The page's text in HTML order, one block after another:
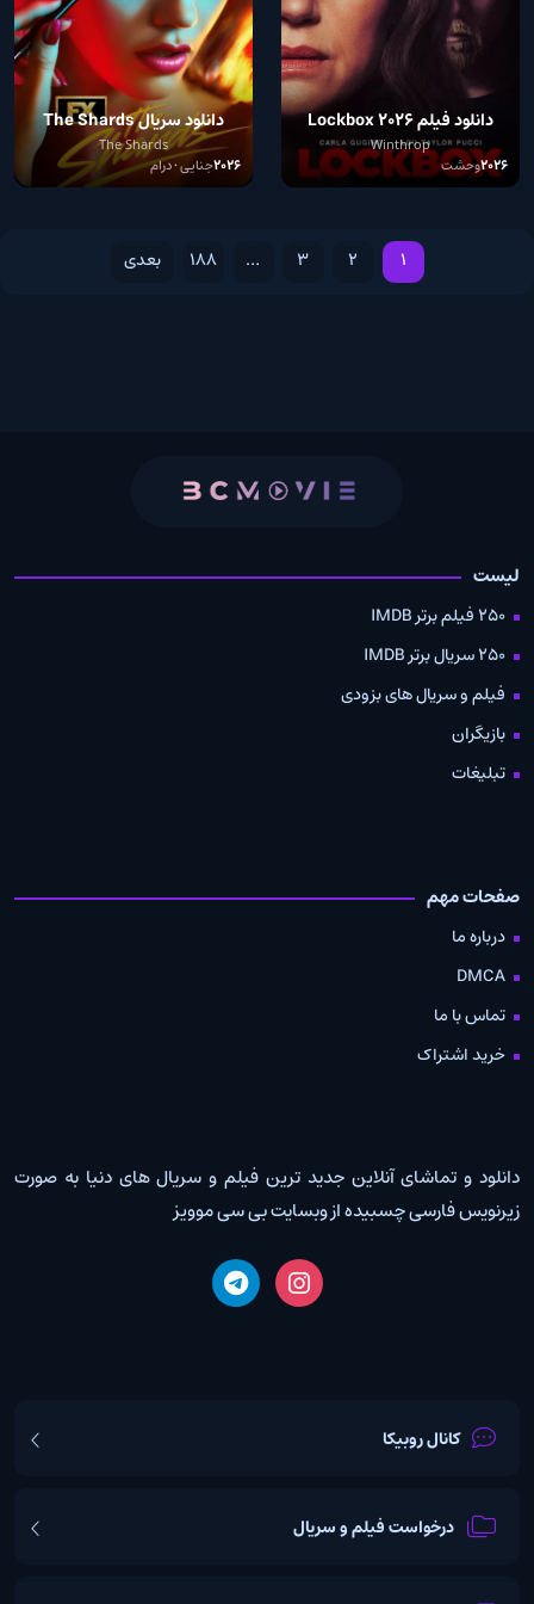
دانلود فیلم Lockbox 2026
Winthrop
2026وحشت
دانلود سریال The Shards
The Shards
2026جنایی • درام
1
2
3
…
188 بعدی
لیست
250 فیلم برتر IMDB
250 سریال برتر IMDB
فیلم و سریال های بزودی
بازیگران
تبلیغات
صفحات مهم
درباره ما
DMCA
تماس با ما
خرید اشتراک
دانلود و تماشای آنلاین جدید ترین فیلم و سریال های دنیا به صورت
زیرنویس فارسی چسبیده از وبسایت بی سی موویز
کانال روبیکا
درخواست فیلم و سریال